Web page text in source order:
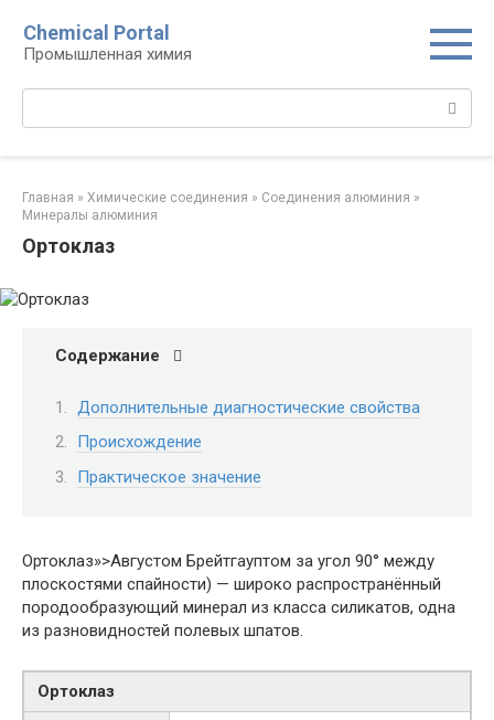
контенту
Chemical Portal
Промышленная химия
Главная » Химические соединения » Соединения алюминия‎ »
Минералы алюминия‎
Ортоклаз
Содержание
Дополнительные диагностические свойства
Происхождение
Практическое значение
Ортоклаз»>Августом Брейтгауптом за угол 90° между
плоскостями спайности) — широко распространённый
породообразующий минерал из класса силикатов, одна
из разновидностей полевых шпатов.
Ортоклаз